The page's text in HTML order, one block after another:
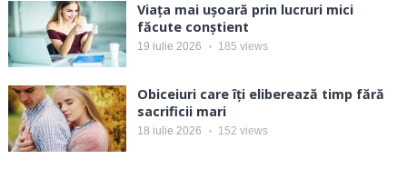
Viața mai ușoară prin lucruri mici
făcute conștient
19 iulie 2026 185 views
Obiceiuri care îți eliberează timp fără
sacrificii mari
18 iulie 2026 152 views